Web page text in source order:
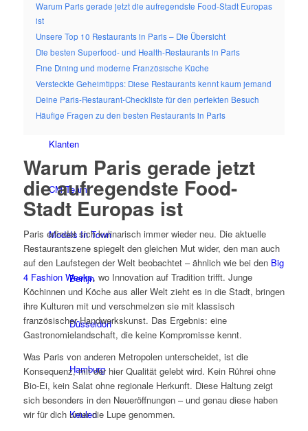
News
Creator
Next Gieten
Klanten
CM Team
Models In Town
Berlijn
Düsseldorf
Hamburg
Keulen
Warum Paris gerade jetzt die aufregendste Food-Stadt Europas
ist
Unsere Top 10 Restaurants in Paris – Die Übersicht
Die besten Superfood- und Health-Restaurants in Paris
Fine Dining und moderne Französische Küche
Versteckte Geheimtipps: Diese Restaurants kennt kaum jemand
Deine Paris-Restaurant-Checkliste für den perfekten Besuch
Häufige Fragen zu den besten Restaurants in Paris
Warum Paris gerade jetzt
die aufregendste Food-
Stadt Europas ist
Paris erfindet sich kulinarisch immer wieder neu. Die aktuelle
Restaurantszene spiegelt den gleichen Mut wider, den man auch
auf den Laufstegen der Welt beobachtet – ähnlich wie bei den Big
4 Fashion Weeks, wo Innovation auf Tradition trifft. Junge
Köchinnen und Köche aus aller Welt zieht es in die Stadt, bringen
ihre Kulturen mit und verschmelzen sie mit klassisch
französischer Handwerkskunst. Das Ergebnis: eine
Gastronomielandschaft, die keine Kompromisse kennt.
Was Paris von anderen Metropolen unterscheidet, ist die
Konsequenz, mit der hier Qualität gelebt wird. Kein Rührei ohne
Bio-Ei, kein Salat ohne regionale Herkunft. Diese Haltung zeigt
sich besonders in den Neueröffnungen – und genau diese haben
wir für dich unter die Lupe genommen.